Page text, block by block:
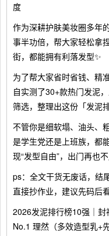
度
作为深耕护肤美妆圈多年
事半功倍，帮大家轻松拿
街，都能拥有利落发型✨
为了帮大家省时省钱、精
自实测了30+款热门发泥
筛选，整理出这份「发泥
不管你是细软塌、油头、
是学生党还是上班族，都
现“发型自由”，出门再也
ps：全文干货无废话，结
直接抄作业，建议先码后看
2026发泥排行榜10强｜封
No.1 理然（多效造型乳